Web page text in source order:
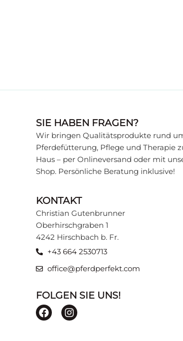
Wissen, das Ihr
verschiedenen
SIE HABEN FRAGEN?
Wir bringen Qualitätsprodukte rund
Pferdefütterung, Pflege und Therapie
Haus – per Onlineversand oder mit
Shop. Persönliche Beratung inklusive!
KONTAKT
Christian Gutenbrunner
Oberhirschgraben 1
4242 Hirschbach b. Fr.
+43 664 2530713
office@pferdperfekt.com
FOLGEN SIE UNS!